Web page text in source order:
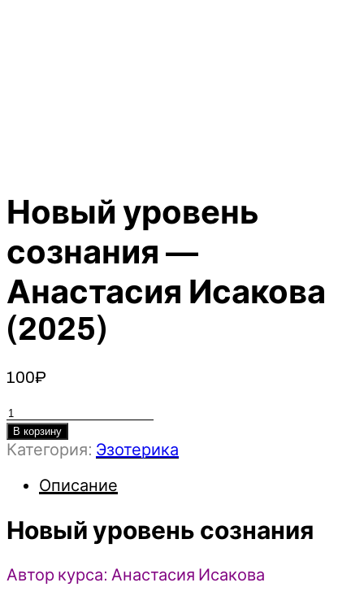
Новый уровень
сознания —
Анастасия Исакова
(2025)
100₽
Количество
товара
Новый
сознания
Анастасия
(2025)
В корзину
Категория: Эзотерика
Описание
Новый уровень сознания
Автор курса: Анастасия Исакова